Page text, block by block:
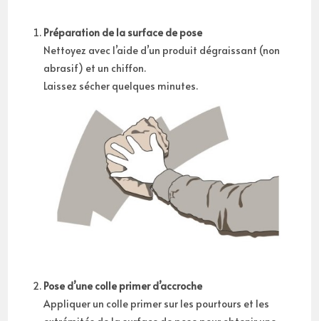
Préparation de la surface de pose
Nettoyez avec l’aide d’un produit dégraissant (non
abrasif) et un chiffon.
Laissez sécher quelques minutes.
Pose d’une colle primer d’accroche
Appliquer un colle primer sur les pourtours et les